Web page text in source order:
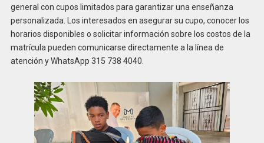
general con cupos limitados para garantizar una enseñanza
personalizada. Los interesados en asegurar su cupo, conocer los
horarios disponibles o solicitar información sobre los costos de la
matrícula pueden comunicarse directamente a la línea de
atención y WhatsApp 315 738 4040.